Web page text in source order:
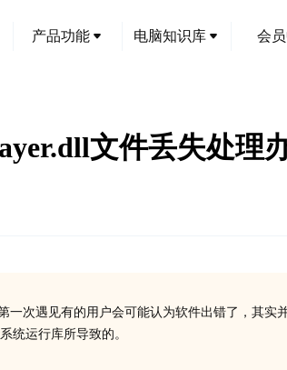
产品功能 电脑知识库 会
文件丢失处理
次遇见有的用户会可能认为软件出错了，其实并
统运行库所导致的。